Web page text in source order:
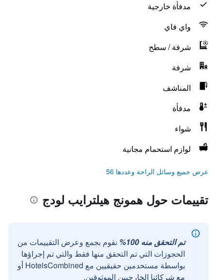
مدفأة خارجية
واي فاي
شرفة / سطح
شرفة
المناشف
مدفأة
شواء
لوازم استحمام مجانية
عرض جميع وسائل الراحة وعددها 56
تقييمات حول همونج هيلترايب لودج
تم التحقق منه 100%
نقوم بجمع وعرض التقييمات من
الحجوزات التي تم التحقق منها فقط والتي تم إجراؤها
بواسطة مستخدمين حقيقيين مع HotelsCombined أو
مع شركائنا الخارجيين الموثوقين.